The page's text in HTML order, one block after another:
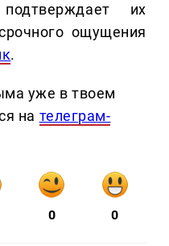
их
ощущения
.
уже в твоем
на телеграм-
0 0